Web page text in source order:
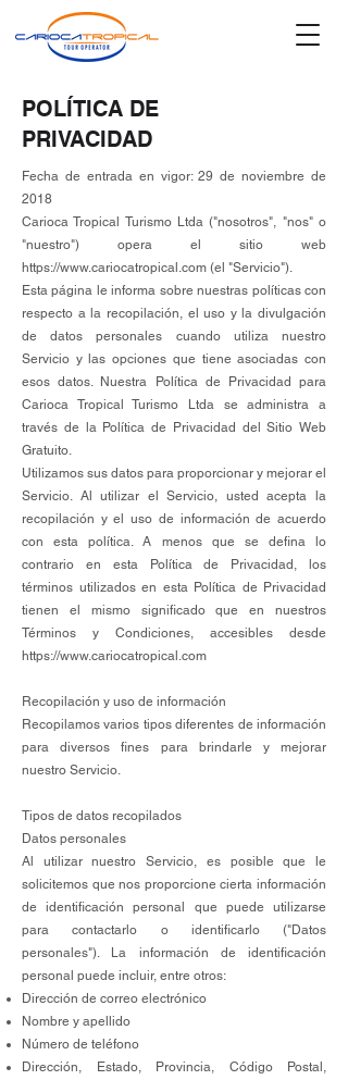
POLÍTICA DE
PRIVACIDAD
Fecha de entrada en vigor: 29 de noviembre de
2018
Carioca Tropical Turismo Ltda ("nosotros", "nos" o
"nuestro") opera el sitio web
https://www.cariocatropical.com (el "Servicio").
Esta página le informa sobre nuestras políticas con
respecto a la recopilación, el uso y la divulgación
de datos personales cuando utiliza nuestro
Servicio y las opciones que tiene asociadas con
esos datos. Nuestra Política de Privacidad para
Carioca Tropical Turismo Ltda se administra a
través de la Política de Privacidad del Sitio Web
Gratuito.
Utilizamos sus datos para proporcionar y mejorar el
Servicio. Al utilizar el Servicio, usted acepta la
recopilación y el uso de información de acuerdo
con esta política. A menos que se defina lo
contrario en esta Política de Privacidad, los
términos utilizados en esta Política de Privacidad
tienen el mismo significado que en nuestros
Términos y Condiciones, accesibles desde
https://www.cariocatropical.com
Recopilación y uso de información
Recopilamos varios tipos diferentes de información
para diversos fines para brindarle y mejorar
nuestro Servicio.
Tipos de datos recopilados
Datos personales
Al utilizar nuestro Servicio, es posible que le
solicitemos que nos proporcione cierta información
de identificación personal que puede utilizarse
para contactarlo o identificarlo ("Datos
personales"). La información de identificación
personal puede incluir, entre otros:
Dirección de correo electrónico
Nombre y apellido
Número de teléfono
Dirección, Estado, Provincia, Código Postal,